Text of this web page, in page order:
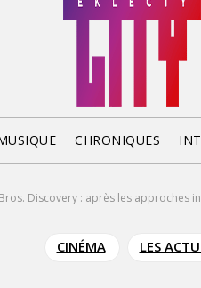
CHRONIQUES
Discovery : après les approches
CINÉMA LES